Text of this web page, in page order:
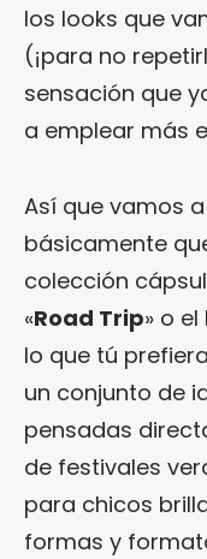
los looks que
(¡para no
sensación que
a emplear más
Así que vamos
básicamente
colección
«Road Trip» o
lo que tú
un conjunto de
pensadas
de festivales
para chicos
formas y